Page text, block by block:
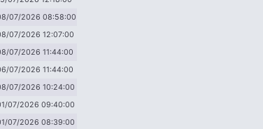
07/2026 08:58:00
07/2026 12:07:00
07/2026 11:44:00
07/2026 11:44:00
07/2026 10:24:00
07/2026 09:40:00
07/2026 08:39:00